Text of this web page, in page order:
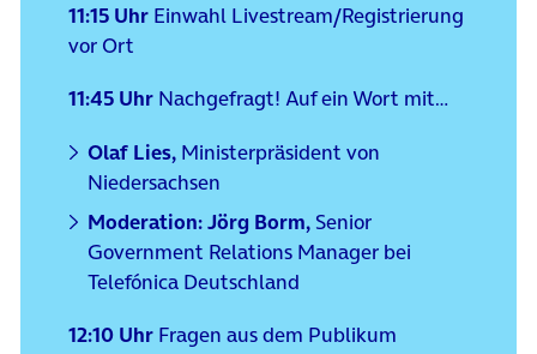
11:15 Uhr Einwahl Livestream/Registrierung
vor Ort
11:45 Uhr Nachgefragt! Auf ein Wort mit…
Olaf Lies, Ministerpräsident von
Niedersachsen
Moderation:Jörg Borm, Senior
Government Relations Manager bei
Telefónica Deutschland
12:10 Uhr Fragen aus dem Publikum